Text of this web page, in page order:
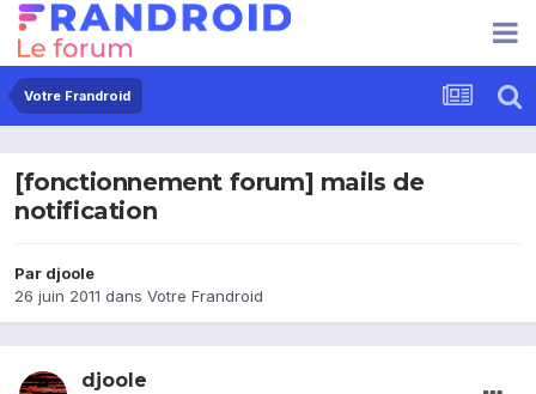
Votre Frandroid
[fonctionnement forum] mails de
notification
Par djoole
26 juin 2011 dans Votre Frandroid
djoole